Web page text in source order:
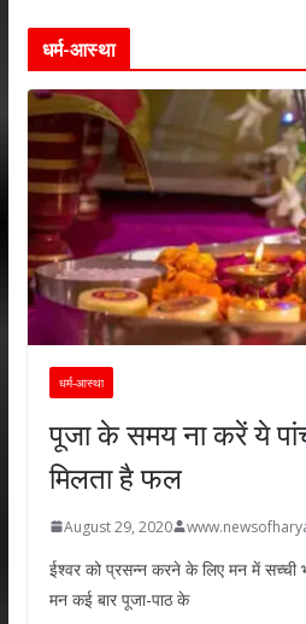
धर्म-आस्था
धर्म-आस्था
पूजा के समय ना करें ये
मिलता है फल
August 29, 2020
ईश्वर को प्रसन्न करने के लिए मन में सच्ची
मन कई बार पूजा-पाठ के